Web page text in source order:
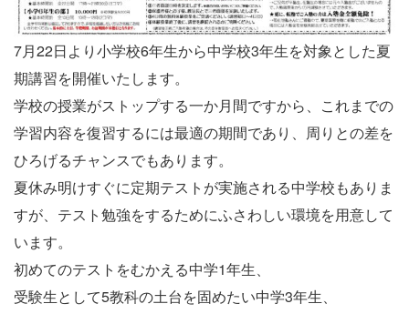
7月22日より小学校6年生から中学校3年生を対象とした夏
期講習を開催いたします。
学校の授業がストップする一か月間ですから、これまでの
学習内容を復習するには最適の期間であり、周りとの差を
ひろげるチャンスでもあります。
夏休み明けすぐに定期テストが実施される中学校もありま
すが、テスト勉強をするためにふさわしい環境を用意して
います。
初めてのテストをむかえる中学1年生、
受験生として5教科の土台を固めたい中学3年生、